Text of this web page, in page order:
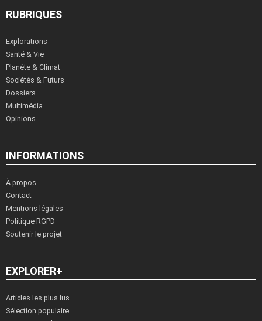
RUBRIQUES
Explorations
Santé & Vie
Planète & Climat
Sociétés & Futurs
Dossiers
Multimédia
Opinions
INFORMATIONS
À propos
Contact
Mentions légales
Politique RGPD
Soutenir le projet
EXPLORER+
Articles les plus lus
Sélection populaire